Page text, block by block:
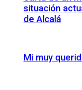
situación
de Alcalá
Mi muy